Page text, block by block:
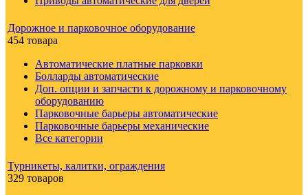
Дорожное и парковочное оборудование
454 товара
Автоматические платные парковки
Болларды автоматические
Доп. опции и запчасти к дорожному и парковочному
оборудованию
Парковочные барьеры автоматические
Парковочные барьеры механические
Все категории
Турникеты, калитки, ограждения
329 товаров